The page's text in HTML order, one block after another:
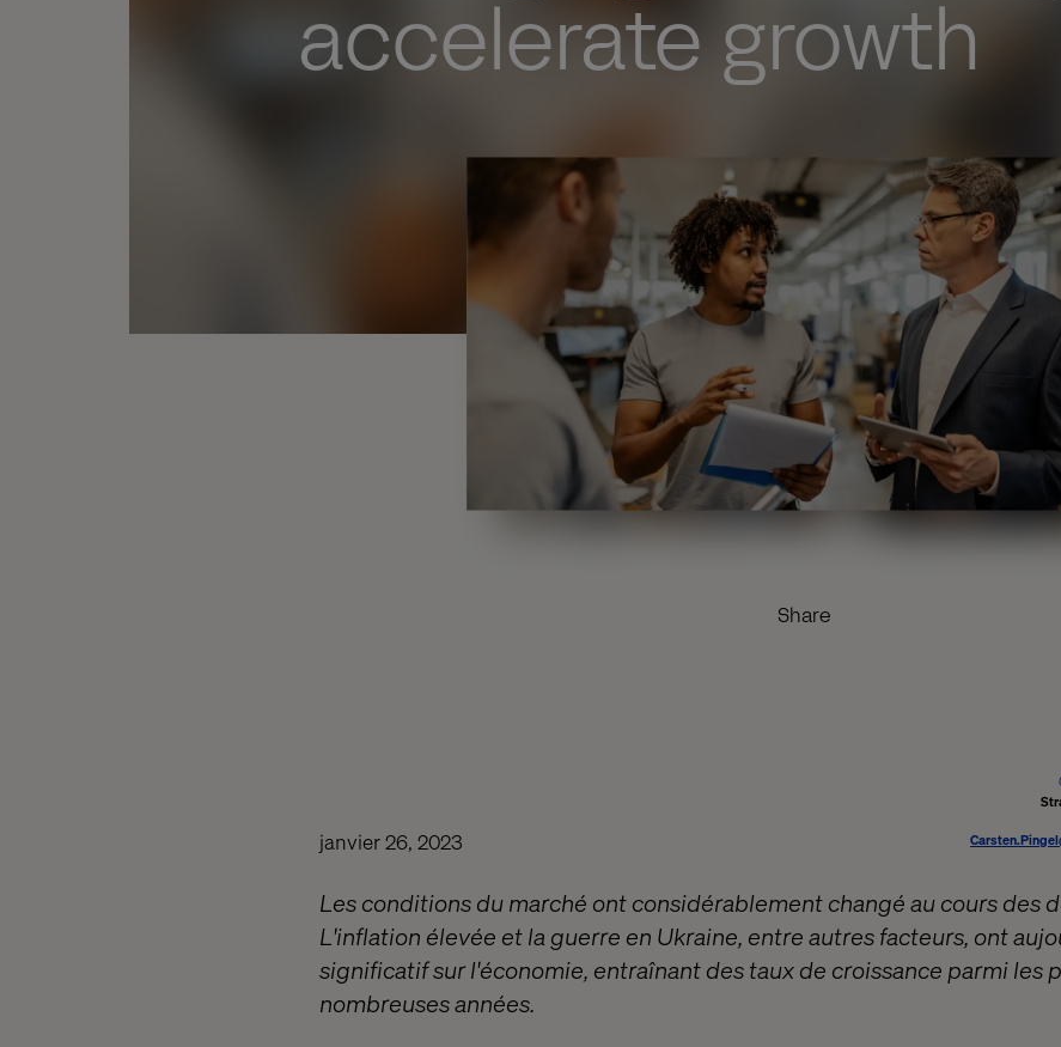
accelerate growth
Share
janvier 26, 2023
Les conditions du marché ont considérablement changé au cours des
L'inflation élevée et la guerre en Ukraine, entre autres facteurs, ont
significatif sur l'économie, entraînant des taux de croissance parmi les
nombreuses années.